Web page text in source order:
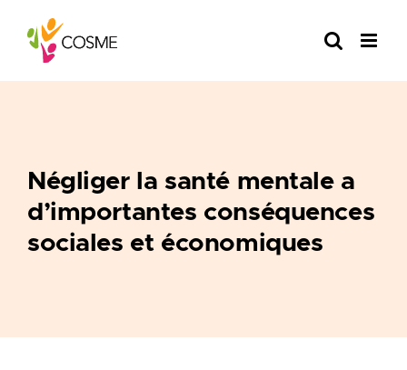
content
Négliger la santé mentale a
d’importantes conséquences
sociales et économiques